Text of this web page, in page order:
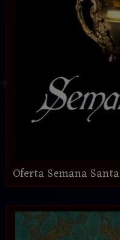
Oferta Semana Santa